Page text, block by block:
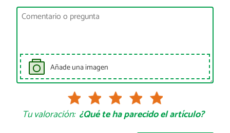
Añade una imagen
Tu valoración: ¿Qué te ha parecido el artículo?